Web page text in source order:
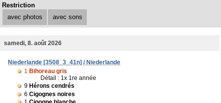
Restriction
avec photos
avec sons
samedi, 8. août 2026
Niederlande [3508_3_41n] / Niederlande
1 Bihoreau gris
Détail : 1x 1re année
9 Hérons cendrés
6 Cigognes noires